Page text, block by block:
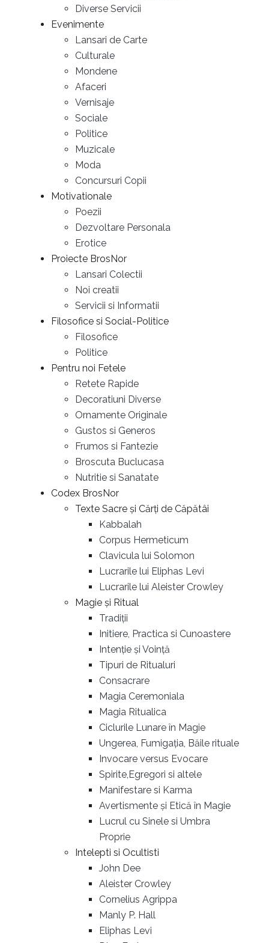
Diverse Servicii
Evenimente
Lansari de Carte
Culturale
Mondene
Afaceri
Vernisaje
Sociale
Politice
Muzicale
Moda
Concursuri Copii
Motivationale
Poezii
Dezvoltare Personala
Erotice
Proiecte BrosNor
Lansari Colectii
Noi creatii
Servicii si Informatii
Filosofice si Social-Politice
Filosofice
Politice
Pentru noi Fetele
Retete Rapide
Decoratiuni Diverse
Ornamente Originale
Gustos si Generos
Frumos si Fantezie
Broscuta Buclucasa
Nutritie si Sanatate
Codex BrosNor
Texte Sacre și Cărți de Căpătâi
Kabbalah
Corpus Hermeticum
Clavicula lui Solomon
Lucrarile lui Eliphas Levi
Lucrarile lui Aleister Crowley
Magie și Ritual
Tradiții
Initiere, Practica si Cunoastere
Intenție și Voință
Tipuri de Ritualuri
Consacrare
Magia Ceremoniala
Magia Ritualica
Ciclurile Lunare în Magie
Ungerea, Fumigația, Băile rituale
Invocare versus Evocare
Spirite,Egregori si altele
Manifestare si Karma
Avertismente și Etică în Magie
Lucrul cu Sinele si Umbra
Proprie
Intelepti si Ocultisti
John Dee
Aleister Crowley
Cornelius Agrippa
Manly P. Hall
Eliphas Levi